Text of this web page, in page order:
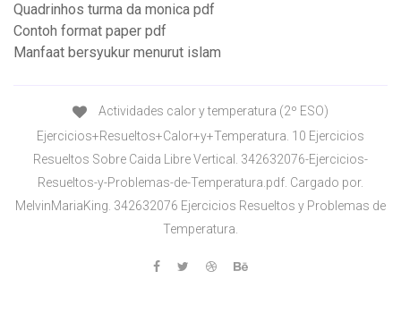
Quadrinhos turma da monica pdf
Contoh format paper pdf
Manfaat bersyukur menurut islam
Actividades calor y temperatura (2º ESO)
Ejercicios+Resueltos+Calor+y+Temperatura. 10 Ejercicios
Resueltos Sobre Caida Libre Vertical. 342632076-Ejercicios-
Resueltos-y-Problemas-de-Temperatura.pdf. Cargado por.
MelvinMariaKing. 342632076 Ejercicios Resueltos y Problemas de
Temperatura.